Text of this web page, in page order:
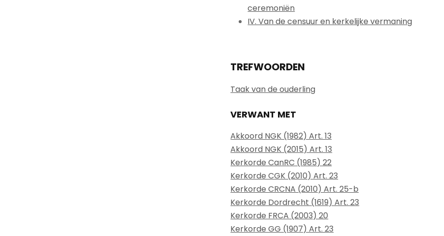
ceremoniën
IV. Van de censuur en kerkelijke vermaning
TREFWOORDEN
Taak van de ouderling
VERWANT MET
Akkoord NGK (1982) Art. 13
Akkoord NGK (2015) Art. 13
Kerkorde CanRC (1985) 22
Kerkorde CGK (2010) Art. 23
Kerkorde CRCNA (2010) Art. 25-b
Kerkorde Dordrecht (1619) Art. 23
Kerkorde FRCA (2003) 20
Kerkorde GG (1907) Art. 23